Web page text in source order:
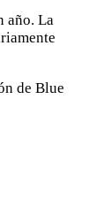
año. La
de Blue